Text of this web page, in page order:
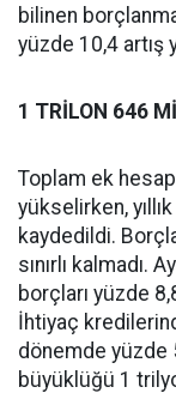
bilinen
yüzde 10,4 artış
1 TRİLON 646
Toplam ek
yükselirken,
kaydedildi.
sınırlı kalmadı.
borçları yüzde
İhtiyaç
dönemde yüzde
büyüklüğü 1